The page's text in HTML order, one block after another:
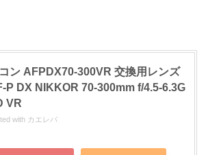
ン AFPDX70-300VR 交換用レンズ
P DX NIKKOR 70-300mm f/4.5-6.3G
VR
with カエレバ